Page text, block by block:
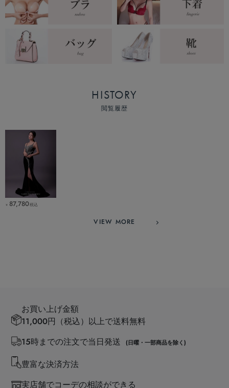
HISTORY
閲覧履歴
￥ 87,780税込
VIEW MORE
お買い上げ金額
11,000円（税込）以上で送料無料
15時までの注文で当日発送
(日曜・一部商品を除く)
豊富な決済方法
実店舗でコーデの相談ができる